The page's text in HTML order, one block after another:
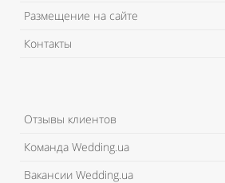
Размещение на сайте
Контакты
Отзывы клиентов
Команда Wedding.ua
Вакансии Wedding.ua